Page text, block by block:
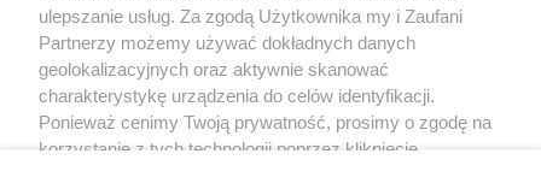
O nas
ulepszanie usług. Za zgodą Użytkownika my i Zaufani
Partnerzy możemy używać dokładnych danych
geolokalizacyjnych oraz aktywnie skanować
charakterystykę urządzenia do celów identyfikacji.
Ponieważ cenimy Twoją prywatność, prosimy o zgodę na
korzystanie z tych technologii poprzez kliknięcie